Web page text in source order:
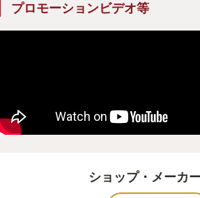
プロモーションビデオ等
ショップ・メーカ